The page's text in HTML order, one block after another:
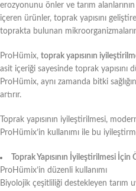
erozyonunu önler ve tarım
içeren ürünler, toprak yapısını
toprakta bulunan
ProHümix, toprak yapısının
asit içeriği sayesinde toprak yapısını
ProHümix, aynı zamanda bitki
artırır.
Toprak yapısının iyileştirilmesi,
ProHümix’in kullanımı ile bu
Toprak Yapısının İyileştirilmesi İçin
ProHümix’in düzenli kullanımı
Biyolojik çeşitliliği destekleyen tarım